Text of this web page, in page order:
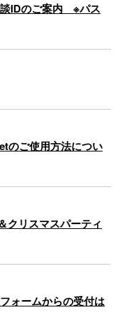
談IDのご案内 ※パス
のご使用方法につい
クリスマスパーティ
ォームからの受付は